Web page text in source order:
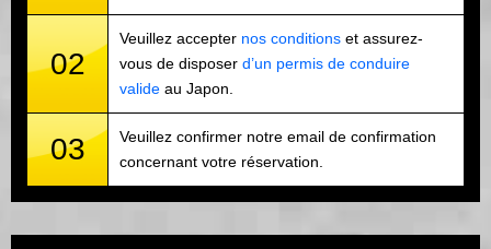
02
Veuillez accepter nos conditions et assurez-
vous de disposer d’un permis de conduire
valide au Japon.
03
Veuillez confirmer notre email de confirmation
concernant votre réservation.